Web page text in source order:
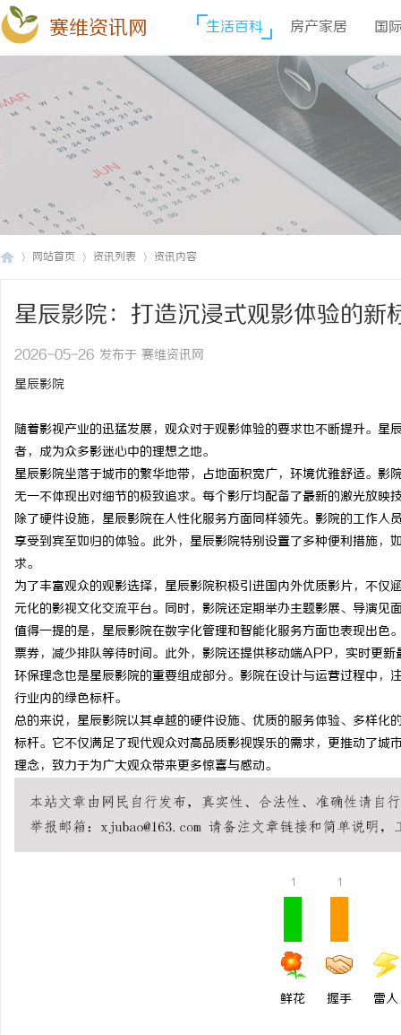
赛维资讯网 生活百科 房产家居 国
网站首页 资讯列表 资讯内容
星辰影院：打造沉浸式观影体验的新
2026-05-26 发布于 赛维资讯网
星辰影院
随着影视产业的迅猛发展，观众对于观影体验的要求也不断提升。
者，成为众多影迷心中的理想之地。
星辰影院坐落于城市的繁华地带，占地面积宽广，环境优雅舒适。
无一不体现出对细节的极致追求。每个影厅均配备了最新的激光放
除了硬件设施，星辰影院在人性化服务方面同样领先。影院的工作
享受到宾至如归的体验。此外，星辰影院特别设置了多种便利措施
求。
为了丰富观众的观影选择，星辰影院积极引进国内外优质影片，不
元化的影视文化交流平台。同时，影院还定期举办主题影展、导演见
值得一提的是，星辰影院在数字化管理和智能化服务方面也表现出
票券，减少排队等待时间。此外，影院还提供移动端APP，实时更
环保理念也是星辰影院的重要组成部分。影院在设计与运营过程中
行业内的绿色标杆。
总的来说，星辰影院以其卓越的硬件设施、优质的服务体验、多样
标杆。它不仅满足了现代观众对高品质影视娱乐的需求，更推动了
理念，致力于为广大观众带来更多惊喜与感动。
1
鲜花
1
握手 雷人
揭秘！专业充电桩项目